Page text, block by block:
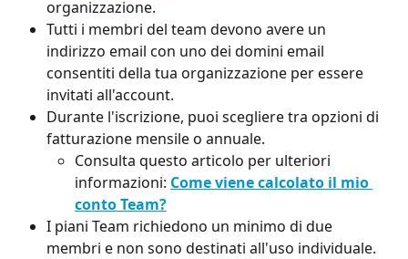
organizzazione.
Tutti i membri del team devono avere un
indirizzo email con uno dei domini email
consentiti della tua organizzazione per essere
invitati all'account.
Durante l'iscrizione, puoi scegliere tra opzioni di
fatturazione mensile o annuale.
Consulta questo articolo per ulteriori
informazioni: Come viene calcolato il mio
conto Team?
I piani Team richiedono un minimo di due
membri e non sono destinati all'uso individuale.